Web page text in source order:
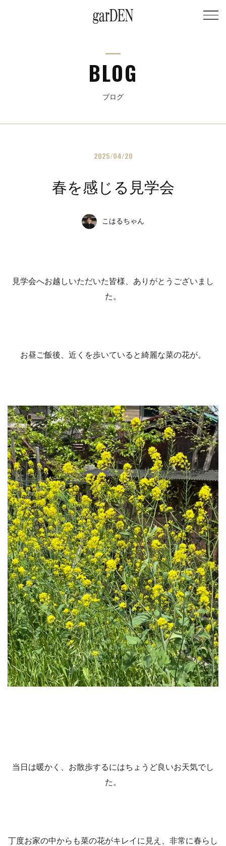
BLOG
ブログ
2025/04/20
春を感じる見学会
こはるちゃん
見学会へお越しいただいた皆様、ありがとうございまし
た。
お昼ご飯後、近くを歩いていると綺麗な菜の花が。
当日は暖かく、お散歩するにはちょうど良いお天気でし
た。
丁度お家の中からも菜の花がキレイに見え、非常に春らし